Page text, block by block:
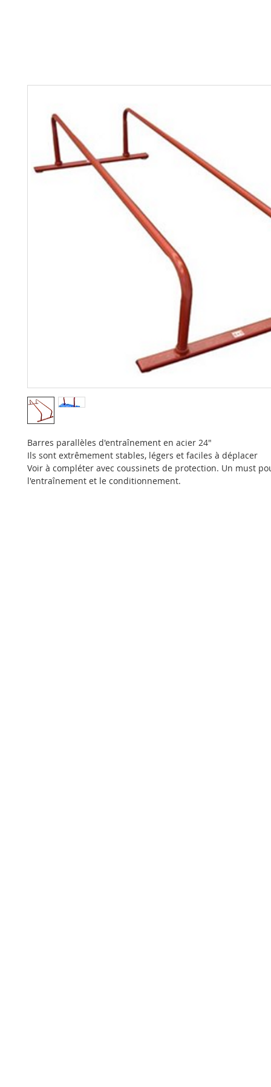
Barres parallèles d'entraînement en acier 24"
Ils sont extrêmement stables, légers et faciles à déplacer
Voir à compléter avec coussinets de protection. Un must
l'entraînement et le conditionnement.